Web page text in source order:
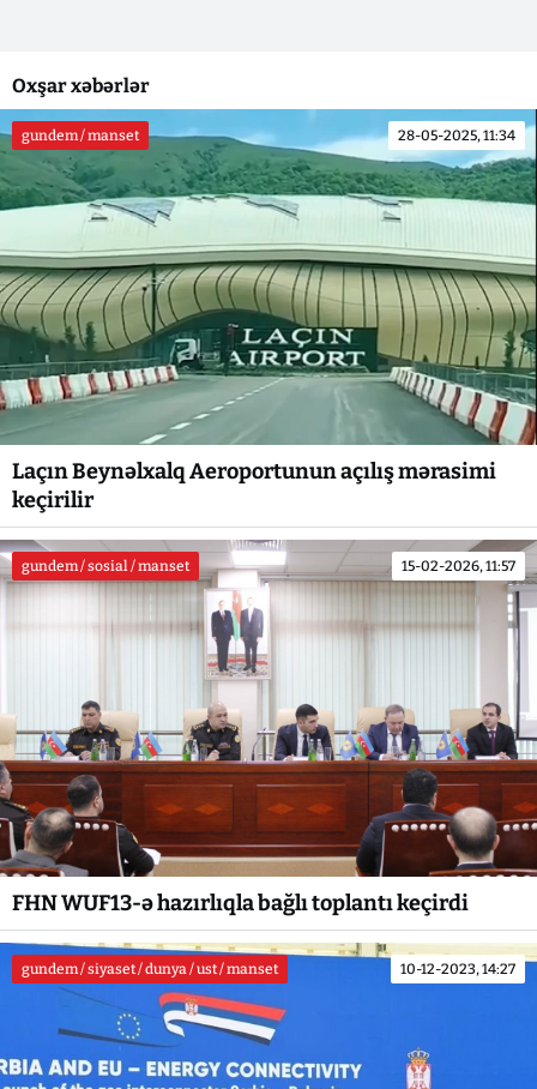
Oxşar xəbərlər
gundem / manset 28-05-2025, 11:34
Laçın Beynəlxalq Aeroportunun açılış mərasimi
keçirilir
gundem / sosial / manset 15-02-2026, 11:57
FHN WUF13-ə hazırlıqla bağlı toplantı keçirdi
gundem / siyaset / dunya / ust / manset 10-12-2023, 14:27